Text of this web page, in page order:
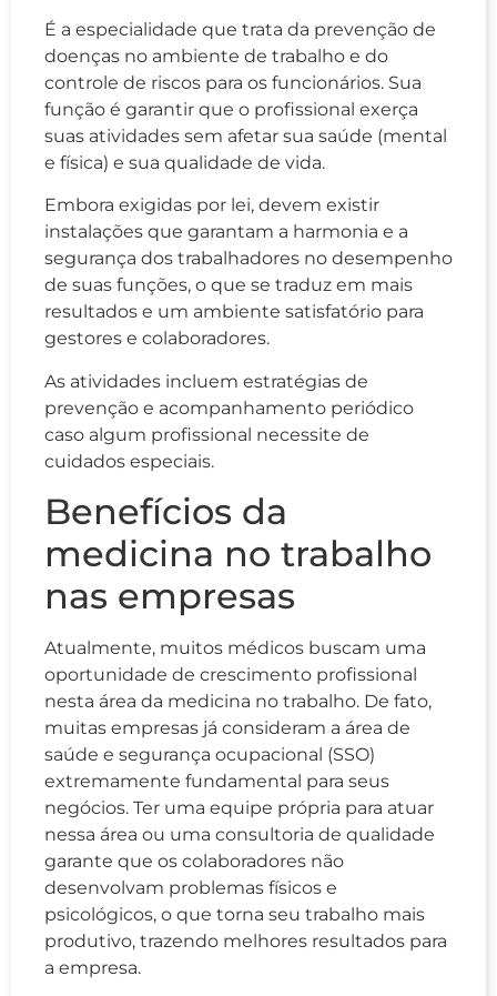
É a especialidade que trata da prevenção de
doenças no ambiente de trabalho e do
controle de riscos para os funcionários. Sua
função é garantir que o profissional exerça
suas atividades sem afetar sua saúde (mental
e física) e sua qualidade de vida.
Embora exigidas por lei, devem existir
instalações que garantam a harmonia e a
segurança dos trabalhadores no desempenho
de suas funções, o que se traduz em mais
resultados e um ambiente satisfatório para
gestores e colaboradores.
As atividades incluem estratégias de
prevenção e acompanhamento periódico
caso algum profissional necessite de
cuidados especiais.
Benefícios da
medicina no trabalho
nas empresas
Atualmente, muitos médicos buscam uma
oportunidade de crescimento profissional
nesta área da medicina no trabalho. De fato,
muitas empresas já consideram a área de
saúde e segurança ocupacional (SSO)
extremamente fundamental para seus
negócios. Ter uma equipe própria para atuar
nessa área ou uma consultoria de qualidade
garante que os colaboradores não
desenvolvam problemas físicos e
psicológicos, o que torna seu trabalho mais
produtivo, trazendo melhores resultados para
a empresa.